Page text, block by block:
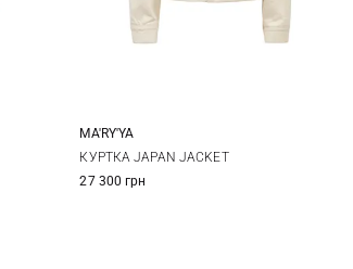
XS S
MA'RY'YA
КУРТКА JAPAN JACKET
27 300 грн